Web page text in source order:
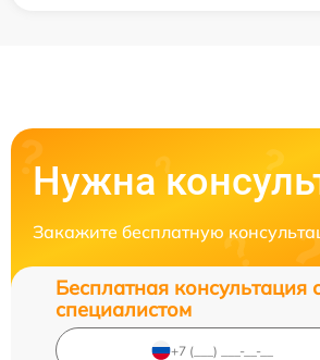
Нужна
Закажите бесплатную
Бесплатная консультация
специалистом